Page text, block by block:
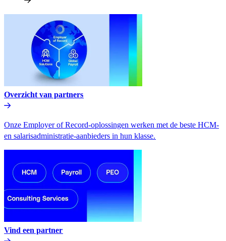
Overzicht van partners​​
Onze Employer of Record-oplossingen werken met de beste HCM-
en salarisadministratie-aanbieders in hun klasse.​​
Vind een partner​​